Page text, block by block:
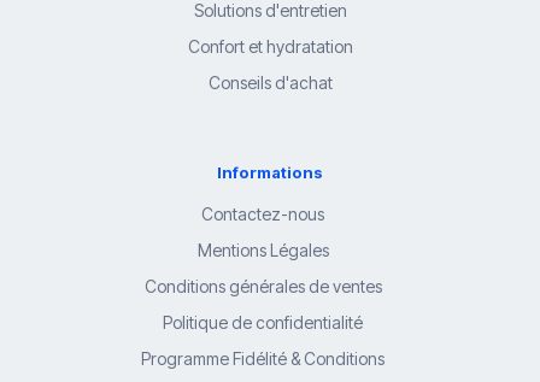
Solutions d'entretien
Confort et hydratation
Conseils d'achat
Informations
Contactez-nous
Mentions Légales
Conditions générales de ventes
Politique de confidentialité
Programme Fidélité & Conditions